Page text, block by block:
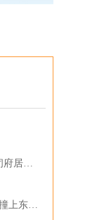
卿卿日常：尹峥李薇闭府居家打牌
喜剧大赛2：吸血鬼天撞上东北波er